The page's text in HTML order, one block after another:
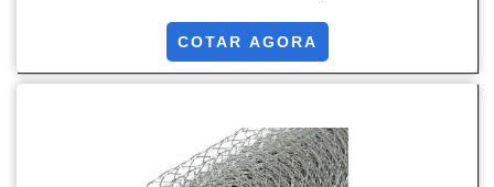
Alumínio; Aço inox.A diferença entre cada um desses
materiais é a sua resistência. Por exemplo, o
com a oxidação ou corrosão, ou seja, pode ter
contato direto com elementos químicos. Além disso,
COTAR AGORA